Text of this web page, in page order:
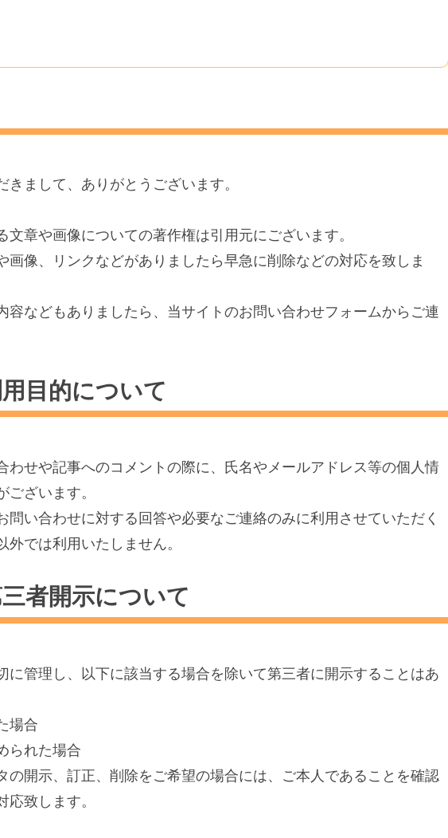
きまして、ありがとうございます。
文章や画像についての著作権は引用元にございます。
画像、リンクなどがありましたら早急に削除などの対応を致しま
容などもありましたら、当サイトのお問い合わせフォームからご連
目的について
わせや記事へのコメントの際に、氏名やメールアドレス等の個人情
ざいます。
問い合わせに対する回答や必要なご連絡のみに利用させていただく
外では利用いたしません。
者開示について
に管理し、以下に該当する場合を除いて第三者に開示することはあ
場合
られた場合
の開示、訂正、削除をご希望の場合には、ご本人であることを確認
応致します。